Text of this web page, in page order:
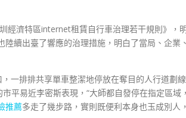
經濟特區internet租賃自行車治理若干規則》，
續出臺了響應的治理措施，明白了當局、企業、
一排排共享單車整潔地停放在奪目的人行道劃線
市平易近李密斯表現，“大師都自發停在指定區域，
推薦多走了幾步路，實則既便利本身也玉成別人，